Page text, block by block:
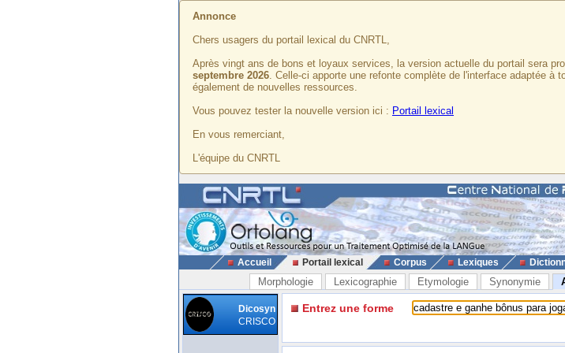
Annonce
Chers usagers du portail lexical du CNRTL,
Après vingt ans de bons et loyaux services, la version actuelle du portail sera
septembre 2026. Celle-ci apporte une refonte complète de l'interface adaptée
également de nouvelles ressources.
Vous pouvez tester la nouvelle version ici : Portail lexical
En vous remerciant,
L'équipe du CNRTL
Accueil Portail lexical Corpus Lexiques
Morphologie Lexicographie Etymologie Synonymie
Dicosyn
CRISCO
Entrez une forme